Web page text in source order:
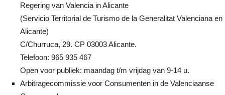
Regering van Valencia in Alicante
(Servicio Territorial de Turismo de la Generalitat Valenciana en
Alicante)
C/Churruca, 29. CP 03003 Alicante.
Telefoon: 965 935 467
Open voor publiek: maandag t/m vrijdag van 9-14 u.
Arbitragecommissie voor Consumenten in de Valenciaanse